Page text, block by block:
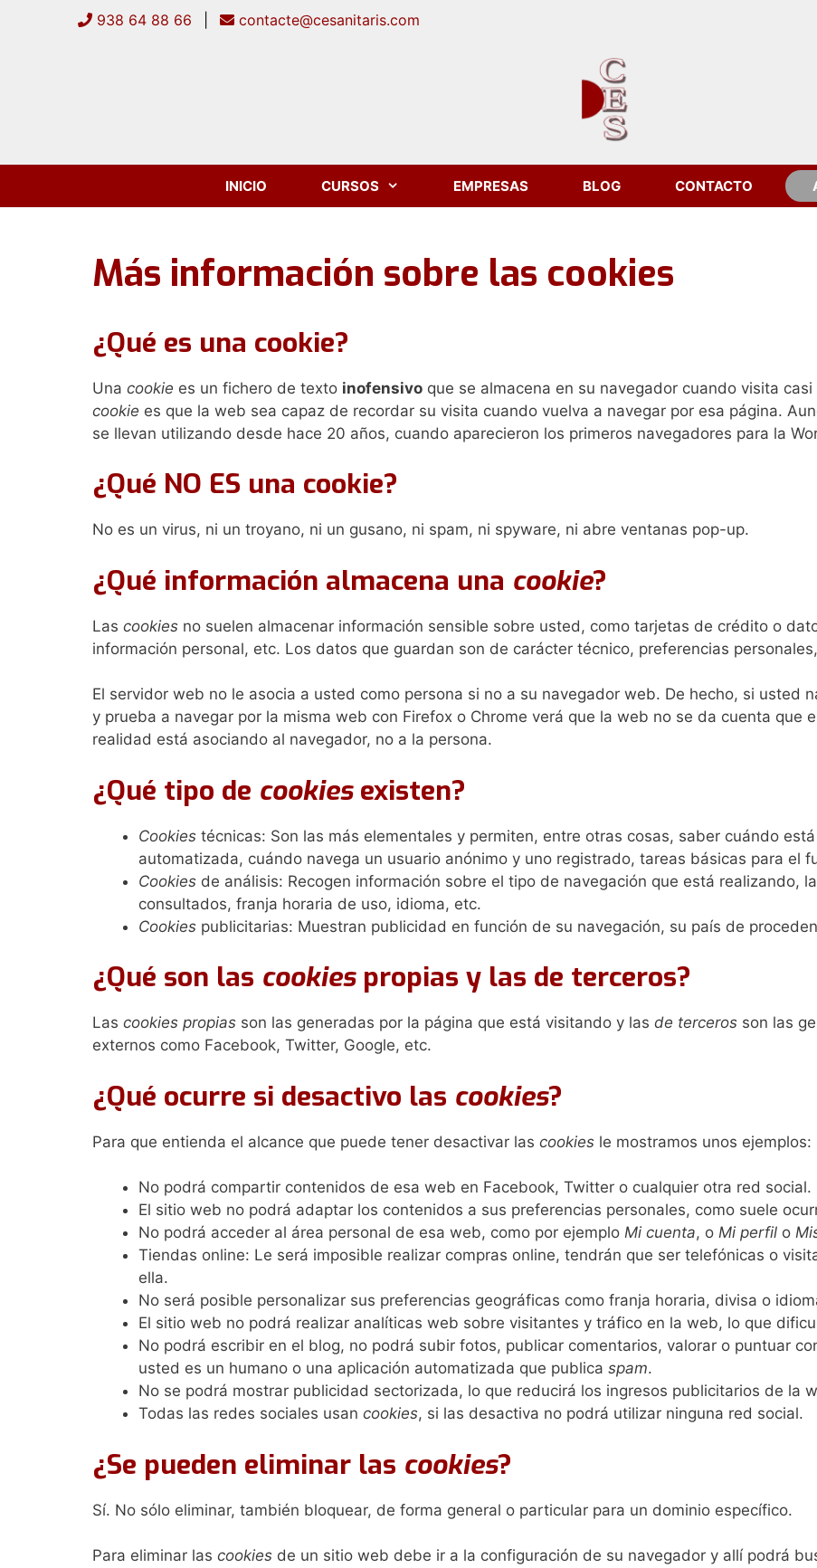
938 64 88 66 contacte@cesanitaris.com
INICIO CURSOS EMPRESAS BLOG CONTACTO
Más información sobre las cookies
¿Qué es una cookie?
Una cookie es un fichero de texto inofensivo que se almacena en su navegador cuando visita
cookie es que la web sea capaz de recordar su visita cuando vuelva a navegar por esa página.
se llevan utilizando desde hace 20 años, cuando aparecieron los primeros navegadores para la
¿Qué NO ES una cookie?
No es un virus, ni un troyano, ni un gusano, ni spam, ni spyware, ni abre ventanas pop-up.
¿Qué información almacena una cookie?
Las cookies no suelen almacenar información sensible sobre usted, como tarjetas de crédito o
información personal, etc. Los datos que guardan son de carácter técnico, preferencias
El servidor web no le asocia a usted como persona si no a su navegador web. De hecho, si usted
y prueba a navegar por la misma web con Firefox o Chrome verá que la web no se da cuenta que
realidad está asociando al navegador, no a la persona.
¿Qué tipo de cookiesexisten?
Cookies técnicas: Son las más elementales y permiten, entre otras cosas, saber cuándo
automatizada, cuándo navega un usuario anónimo y uno registrado, tareas básicas para el
Cookies de análisis: Recogen información sobre el tipo de navegación que está realizando,
consultados, franja horaria de uso, idioma, etc.
Cookies publicitarias: Muestran publicidad en función de su navegación, su país de
¿Qué son las cookiespropias y las de terceros?
Las cookies propias son las generadas por la página que está visitando y las de terceros son las
externos como Facebook, Twitter, Google, etc.
¿Qué ocurre si desactivo las cookies?
Para que entienda el alcance que puede tener desactivar las cookies le mostramos unos ejemplos:
No podrá compartir contenidos de esa web en Facebook, Twitter o cualquier otra red social.
El sitio web no podrá adaptar los contenidos a sus preferencias personales, como suele
No podrá acceder al área personal de esa web, como por ejemplo Mi cuenta, o Mi perfil o
Tiendas online: Le será imposible realizar compras online, tendrán que ser telefónicas o
ella.
No será posible personalizar sus preferencias geográficas como franja horaria, divisa o
El sitio web no podrá realizar analíticas web sobre visitantes y tráfico en la web, lo que
No podrá escribir en el blog, no podrá subir fotos, publicar comentarios, valorar o puntuar
usted es un humano o una aplicación automatizada que publica spam.
No se podrá mostrar publicidad sectorizada, lo que reducirá los ingresos publicitarios de la
Todas las redes sociales usan cookies, si las desactiva no podrá utilizar ninguna red social.
¿Se pueden eliminar las cookies?
Sí. No sólo eliminar, también bloquear, de forma general o particular para un dominio específico.
Para eliminar las cookies de un sitio web debe ir a la configuración de su navegador y allí podrá